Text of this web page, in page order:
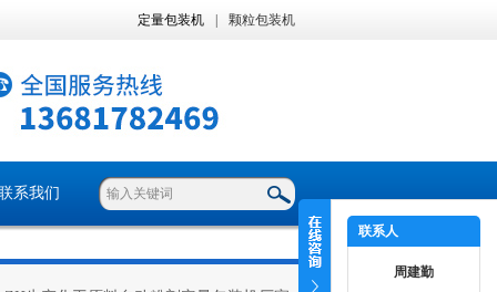
定量包装机 颗粒包装机
系我们
联系人
周建勤